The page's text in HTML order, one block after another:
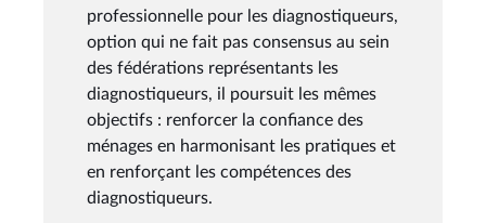
professionnelle pour les diagnostiqueurs,
option qui ne fait pas consensus au sein
des fédérations représentants les
diagnostiqueurs, il poursuit les mêmes
objectifs : renforcer la confiance des
ménages en harmonisant les pratiques et
en renforçant les compétences des
diagnostiqueurs.